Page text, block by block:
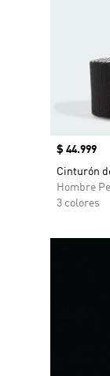
Precio
$ 44.999
Cinturón
Hombre
3 colores